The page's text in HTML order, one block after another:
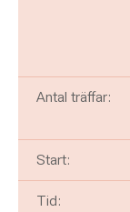
Antal träffar:
Start:
Tid: